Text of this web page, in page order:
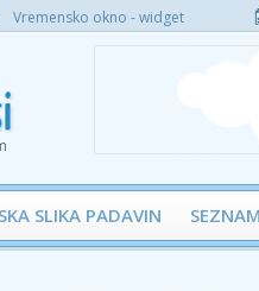
Vremensko okno - widget
SLIKA PADAVIN